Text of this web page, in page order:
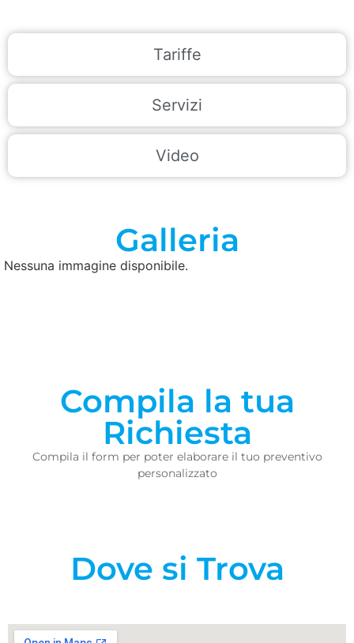
Tariffe
Servizi
Video
Galleria
Nessuna immagine disponibile.
Compila la tua
Richiesta
Compila il form per poter elaborare il tuo preventivo
personalizzato
Dove si Trova